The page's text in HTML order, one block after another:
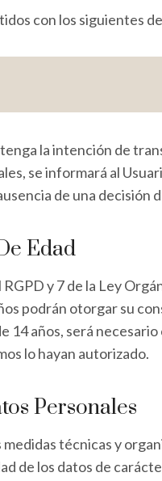
con los siguientes
la intención de
se informará al
de una decisión
Edad
y 7 de la Ley
podrán otorgar su
14 años, será
lo hayan autorizado.
Personales
técnicas y
de los datos de